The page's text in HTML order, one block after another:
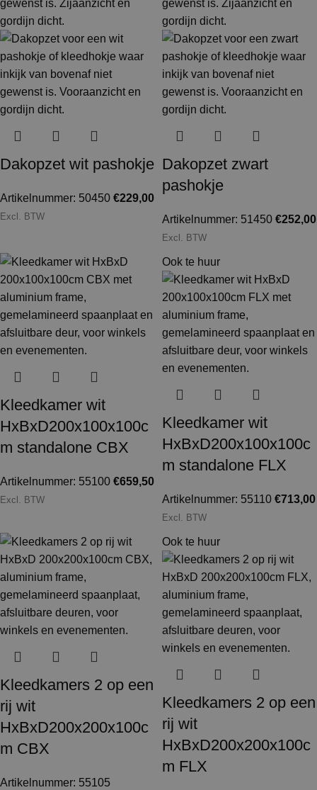
Dakopzet wit pashokje
Artikelnummer: 50450 €229,00
Excl. BTW
Dakopzet zwart
pashokje
Artikelnummer: 51450 €252,00
Excl. BTW
Kleedkamer wit
HxBxD200x100x100c
m standalone CBX
Artikelnummer: 55100 €659,50
Excl. BTW
Ook te huur
Kleedkamer wit
HxBxD200x100x100c
m standalone FLX
Artikelnummer: 55110 €713,00
Excl. BTW
Kleedkamers 2 op een
rij wit
HxBxD200x200x100c
m CBX
Artikelnummer: 55105
Ook te huur
Kleedkamers 2 op een
rij wit
HxBxD200x200x100c
m FLX